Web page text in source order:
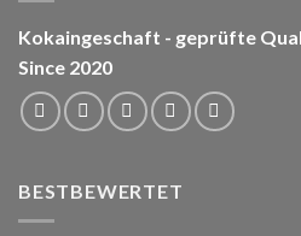
Kokaingeschaft - geprüfte
Since 2020
BESTBEWERTET